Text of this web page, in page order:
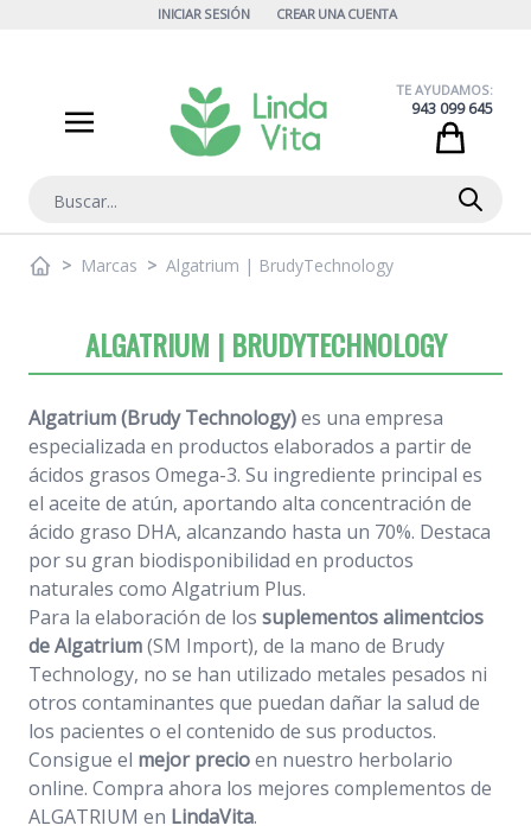
INICIAR SESIÓN CREAR UNA CUENTA
Buscar
TE AYUDAMOS:
943 099 645
> Marcas > Algatrium | BrudyTechnology
ALGATRIUM | BRUDYTECHNOLOGY
Algatrium (Brudy Technology)es una empresa
especializada en productos elaborados a partir de
ácidos grasos Omega-3. Su ingrediente principal es
el aceite de atún, aportando alta concentración de
ácido graso DHA, alcanzando hasta un 70%. Destaca
por su gran biodisponibilidad en productos
naturales como Algatrium Plus.
Para la elaboración de los suplementos alimentcios
de Algatrium(SM Import), de la mano de Brudy
Technology, no se han utilizado metales pesados ni
otros contaminantes que puedan dañar la salud de
los pacientes o el contenido de sus productos.
Consigue el mejor precioen nuestro herbolario
online. Compra ahora los mejores complementos de
ALGATRIUM en LindaVita.